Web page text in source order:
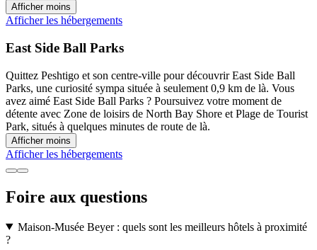
Afficher moins
Afficher les hébergements
East Side Ball Parks
Quittez Peshtigo et son centre-ville pour découvrir East Side Ball
Parks, une curiosité sympa située à seulement 0,9 km de là. Vous
avez aimé East Side Ball Parks ? Poursuivez votre moment de
détente avec Zone de loisirs de North Bay Shore et Plage de Tourist
Park, situés à quelques minutes de route de là.
Afficher moins
Afficher les hébergements
Foire aux questions
Maison-Musée Beyer : quels sont les meilleurs hôtels à proximité
?